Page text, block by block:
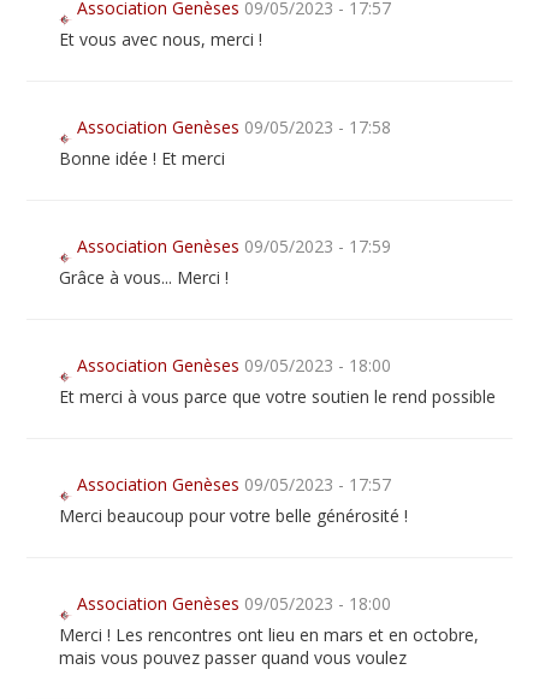
Association Genèses 09/05/2023 - 17:57
Et vous avec nous, merci !
Association Genèses 09/05/2023 - 17:58
Bonne idée ! Et merci
Association Genèses 09/05/2023 - 17:59
Grâce à vous... Merci !
Association Genèses 09/05/2023 - 18:00
Et merci à vous parce que votre soutien le rend possible
Association Genèses 09/05/2023 - 17:57
Merci beaucoup pour votre belle générosité !
Association Genèses 09/05/2023 - 18:00
Merci ! Les rencontres ont lieu en mars et en octobre,
mais vous pouvez passer quand vous voulez